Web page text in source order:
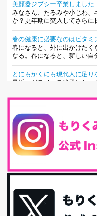
美顔器ジプシー卒業しました
みなさん、たるみや小じわ、
か？更年期に突入してさらに
春の健康に必要なのはビタミ
春になると、外に出かけたく
なる。春になると、新しい自
とにもかくにも現代人に足り
最近、グラノーラ迷子にな
腸内環境を整えることは、健
は思っています。 ヒトの免...
iHerb特大セール終了間近！
最近お風呂上がりの炭酸水を
今回は、最近毎回定期的に購
礼品トップ５を紹介します。
更年期を穏やかに乗りきるた